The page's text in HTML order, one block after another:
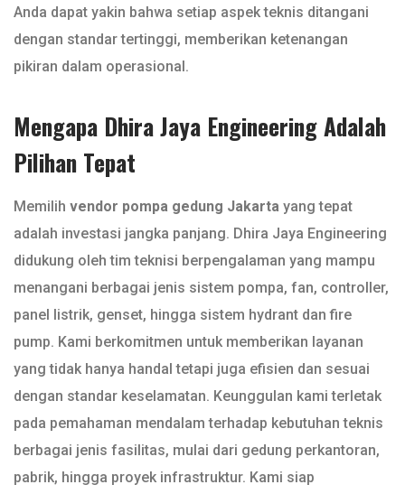
Anda dapat yakin bahwa setiap aspek teknis ditangani
dengan standar tertinggi, memberikan ketenangan
pikiran dalam operasional.
Mengapa Dhira Jaya Engineering Adalah
Pilihan Tepat
Memilih vendor pompa gedung Jakarta yang tepat
adalah investasi jangka panjang. Dhira Jaya Engineering
didukung oleh tim teknisi berpengalaman yang mampu
menangani berbagai jenis sistem pompa, fan, controller,
panel listrik, genset, hingga sistem hydrant dan fire
pump. Kami berkomitmen untuk memberikan layanan
yang tidak hanya handal tetapi juga efisien dan sesuai
dengan standar keselamatan. Keunggulan kami terletak
pada pemahaman mendalam terhadap kebutuhan teknis
berbagai jenis fasilitas, mulai dari gedung perkantoran,
pabrik, hingga proyek infrastruktur. Kami siap